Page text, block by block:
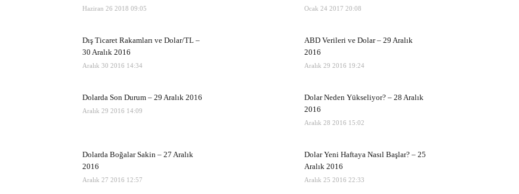
Haziran 26 2018 09:05 Ocak 24 2017 20:08
Dış Ticaret Rakamları ve Dolar/TL –
30 Aralık 2016
Aralık 30 2016 14:34
ABD Verileri ve Dolar – 29 Aralık
2016
Aralık 29 2016 19:24
Dolarda Son Durum – 29 Aralık 2016
Aralık 29 2016 14:09
Dolar Neden Yükseliyor? – 28 Aralık
2016
Aralık 28 2016 15:02
Dolarda Boğalar Sakin – 27 Aralık
2016
Aralık 27 2016 12:57
Dolar Yeni Haftaya Nasıl Başlar? – 25
Aralık 2016
Aralık 25 2016 22:33